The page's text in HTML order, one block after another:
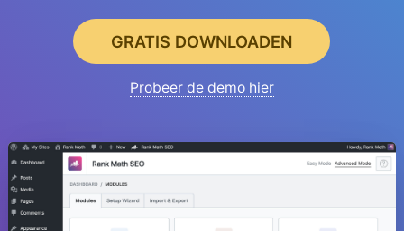
GRATIS DOWNLOADEN
Probeer de demo hier